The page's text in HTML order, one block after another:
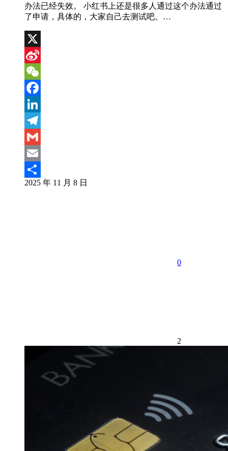
办法已经失效。 小红书上还是很多人通过这个办法通过
了申请，具体的，大家自己去测试吧。…
X
Sina
Weibo
WeChat
Facebook
LinkedIn
Telegram
Gmail
Email
分
2025 年 11 月 8 日
0
2